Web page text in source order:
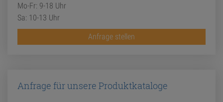
Mo-Fr: 9-18 Uhr
Sa: 10-13 Uhr
Anfrage stellen
Anfrage für unsere Produktkataloge